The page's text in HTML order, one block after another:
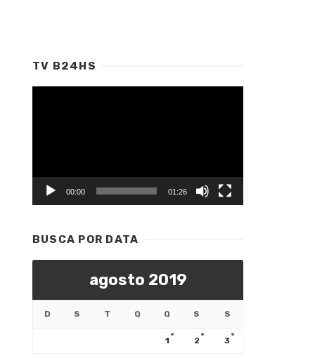
TV B24HS
00:00 01:26
BUSCA POR DATA
agosto 2019
D S T Q Q S S
1 2 3